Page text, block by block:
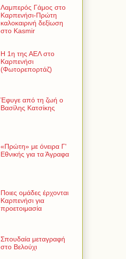
Λαμπερός Γάμος στο
Καρπενήσι-Πρώτη
καλοκαιρινή δεξίωση
στο Kasmir
Η 1η της ΑΕΛ στο
Καρπενήσι
(Φωτορεπορτάζ)
Έφυγε από τη ζωή ο
Βασίλης Κατσίκης
«Πρώτη» με όνειρα Γ'
Εθνικής για τα Άγραφα
Ποιες ομάδες έρχονται
Καρπενήσι για
προετοιμασία
Σπουδαία μεταγραφή
στο Βελούχι